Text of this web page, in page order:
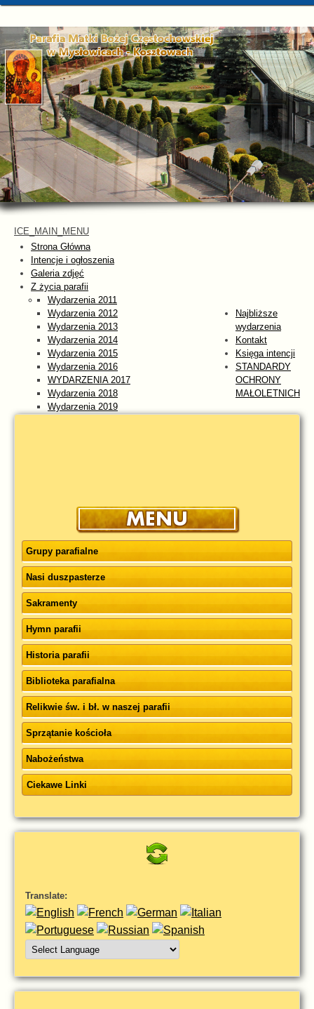
ICE_MAIN_MENU
Strona Główna
Intencje i ogłoszenia
Galeria zdjęć
Z życia parafii
Wydarzenia 2011
Wydarzenia 2012
Wydarzenia 2013
Wydarzenia 2014
Wydarzenia 2015
Wydarzenia 2016
WYDARZENIA 2017
Wydarzenia 2018
Wydarzenia 2019
Najbliższe
wydarzenia
Kontakt
Księga intencji
STANDARDY
OCHRONY
MAŁOLETNICH
Grupy parafialne
Nasi duszpasterze
Sakramenty
Hymn parafii
Historia parafii
Biblioteka parafialna
Relikwie św. i bł. w naszej parafii
Sprzątanie kościoła
Nabożeństwa
Ciekawe Linki
Translate: